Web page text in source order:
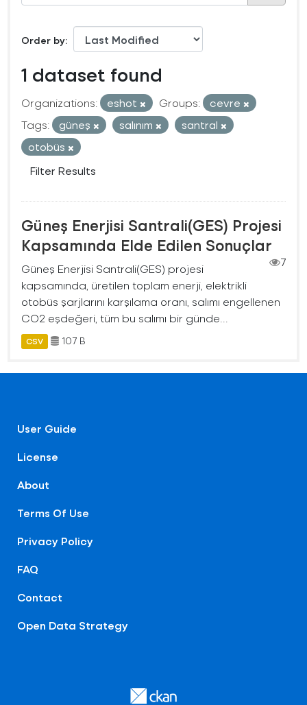
Order by
1 dataset found
Organizations: eshot Groups:
cevre
Tags:
güneş salınım
santral
otobüs
Filter Results
Güneş Enerjisi Santrali(GES) Projesi
Kapsamında Elde Edilen Sonuçlar
7
Güneş Enerjisi Santrali(GES) projesi
kapsamında, üretilen toplam enerji, elektrikli
otobüs şarjlarını karşılama oranı, salımı engellenen
CO2 eşdeğeri, tüm bu salımı bir günde...
CSV 107 B
User Guide
License
About
Terms Of Use
Privacy Policy
FAQ
Contact
Open Data Strategy